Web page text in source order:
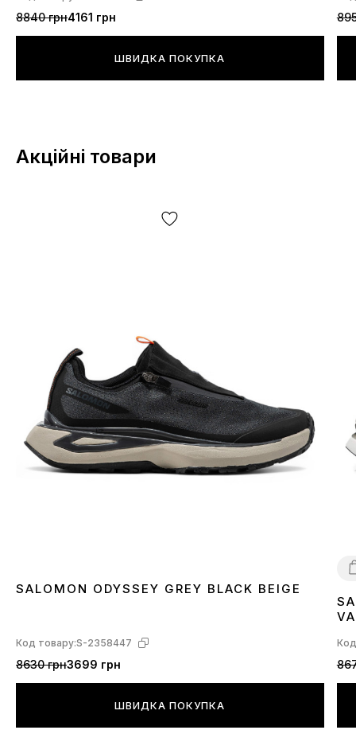
8840 грн4161 грн
ШВИДКА ПОКУПКА
Акційні товари
SALOMON ODYSSEY GREY BLACK BEIGE
Код товару:S-2358447
8630 грн3699 грн
ШВИДКА ПОКУПКА